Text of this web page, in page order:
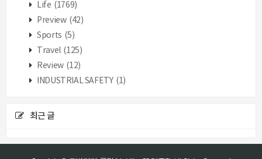
Life (1769)
Preview (42)
Sports (5)
Travel (125)
Review (12)
INDUSTRIAL SAFETY (1)
최근 글